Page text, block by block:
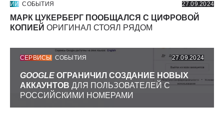
ИИ СОБЫТИЯ 27.09.2024
МАРК ЦУКЕРБЕРГ ПООБЩАЛСЯ С ЦИФРОВОЙ
КОПИЕЙ ОРИГИНАЛ СТОЯЛ РЯДОМ
СЕРВИСЫ СОБЫТИЯ 27.09.2024
GOOGLE ОГРАНИЧИЛ СОЗДАНИЕ НОВЫХ
АККАУНТОВ ДЛЯ ПОЛЬЗОВАТЕЛЕЙ С
РОССИЙСКИМИ НОМЕРАМИ